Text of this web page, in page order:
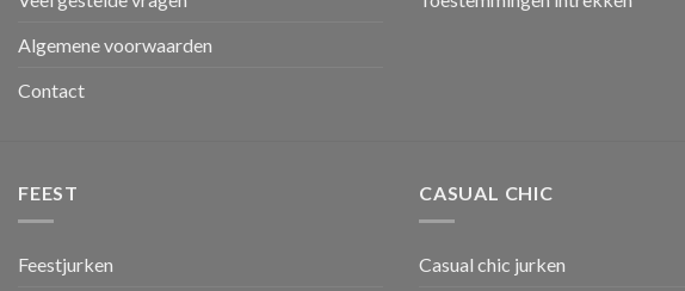
Algemene voorwaarden
Contact
FEEST
Feestjurken
CASUAL CHIC
Casual chic jurken